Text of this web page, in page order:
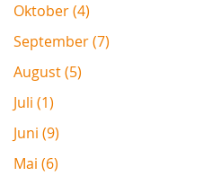
Oktober (4)
September (7)
August (5)
Juli (1)
Juni (9)
Mai (6)